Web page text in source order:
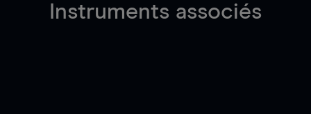
Instruments associés